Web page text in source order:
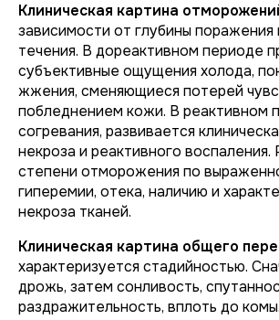
Клиническая картина
зависимости от глубины поражения
течения. В дореактивном периоде
субъективные ощущения холода,
жжения, сменяющиеся потерей
побледнением кожи. В реактивном
согревания, развивается
некроза и реактивного воспаления.
степени отморожения по
гиперемии, отека, наличию и
некроза тканей.
Клиническая картина общего
характеризуется стадийностью.
дрожь, затем сонливость,
раздражительность, вплоть до